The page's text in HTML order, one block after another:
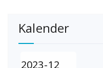
Kalender